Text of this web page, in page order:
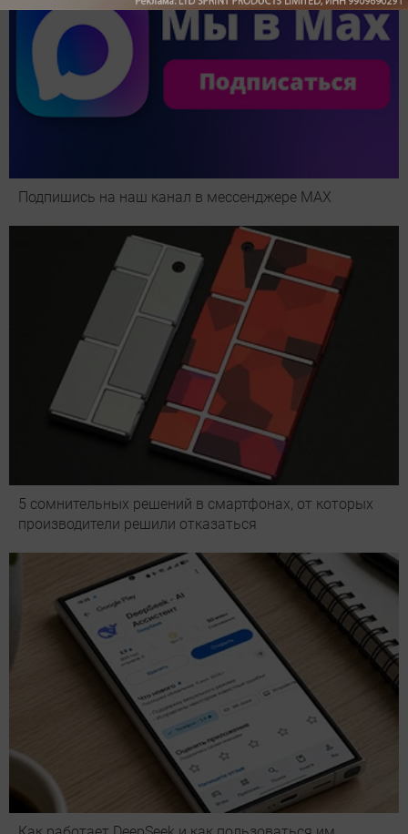
Подпишись на наш канал в мессенджере МАХ
5 сомнительных решений в смартфонах, от которых
производители решили отказаться